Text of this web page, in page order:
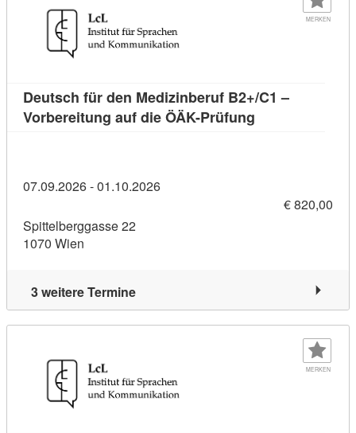
MERKEN
Deutsch für den Medizinberuf B2+/C1 –
Vorbereitung auf die ÖÄK-Prüfung
07.09.2026 - 01.10.2026
€ 820,00
Spittelberggasse 22
1070 Wien
3 weitere Termine
MERKEN